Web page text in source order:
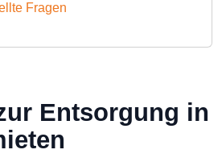
Fragen
Entsorgung in